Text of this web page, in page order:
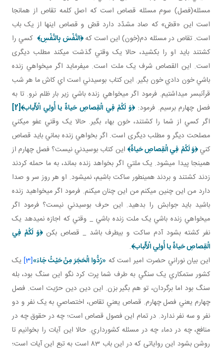
مسئله(فصل) سوم مسئله قصاص است که اصل کلمه تقاص از همان جا
است اين «قصّ» که صاد مشدّد دارد قصّ و قصاص اينها از يک باب
است. تقاص در مسئله دم(خون) اين است که﴿النَّفْسَ بِالنَّفْسِ﴾کسي را
کشتند بايد او را بکشيد، حالا يک وقتي گذشت می­کند مطلب ديگری
است. اين القصاص شرف يک ملت است. مي فرمايد اگر مي خواهي زنده
باشي خون دادي خون بگير. اين کتاب بوسيدني است اي کاش ما هر شب
قرآن بسر مي داشتيم. فرمود اگر مي خواهي زنده باشي زير بار ظلم نرو. تا به
فصل چهارم برسيم. فرمود:﴿وَ لَكُمْ فِي الْقِصاصِ حَياةٌ يا أُولِي الْأَلْباب‏﴾[2]
اگر کسي از شما را کشتند، خون بهاء بگير. حالا يک وقتي عفو مي کني
مصلحت ديگر و مطلب ديگری است. اگر بخواهي زنده بماني بايد قصاص
کني﴿وَ لَكُمْ فِي الْقِصاصِ حَياةٌ‏﴾ اين کتاب بوسيدني نيست؟ فصل چهارم از
همين جا پيدا مي شود. يک ملتي اگر بخواهد زنده بماند، به ما حمله کردند
زدند کشتند و بردند همين طور ساکت باشيم، نمی­شود. او هر روز سر و صدا
دارد من اين چنين مي کنم من اين چنان مي کنم. فرمود اگر مي خواهيد زنده
باشيد بايد جوابش را بدهيد. اين حرف بوسيدني نيست؟ فرمود اگر
مي خواهي زنده باشي يک ملت زنده باشي _ وقتي که اجازه نمي دهد يک
نفر کشته بشود آدم ساکت و بي طرف باشد _ قصاص بکن﴿وَ لَكُمْ فِي
الْقِصاصِ حَياةٌ يا أُولِي الْأَلْباب‏﴾.
اين بيان نوراني حضرت امير است که «رُدُّوا الْحَجَرَ مِنْ حَيْثُ جَاءَ»[3]
يک
کشور ستمکاري يک سنگي به طرف شما پرت کرد نگو اين سنگ بود، بله
سنگ بود اما برگردان، تو هم بگير بزن. اين دين دين حرّيت است. فصل
چهارم يعني فصل چهارم. قصاص يعني تقاص، اختصاصي به يک نفر و دو
نفر و سه نفر ندارد. در تمام اين فصول قصاص است؛ چه در حقوق چه در
منافع، چه در دماء چه در مسئله کشورداري. حالا اين آيات را بخوانيم تا
روشن بشود اين رواياتي که در اين باب 83 است به تبع اين آيات است؛